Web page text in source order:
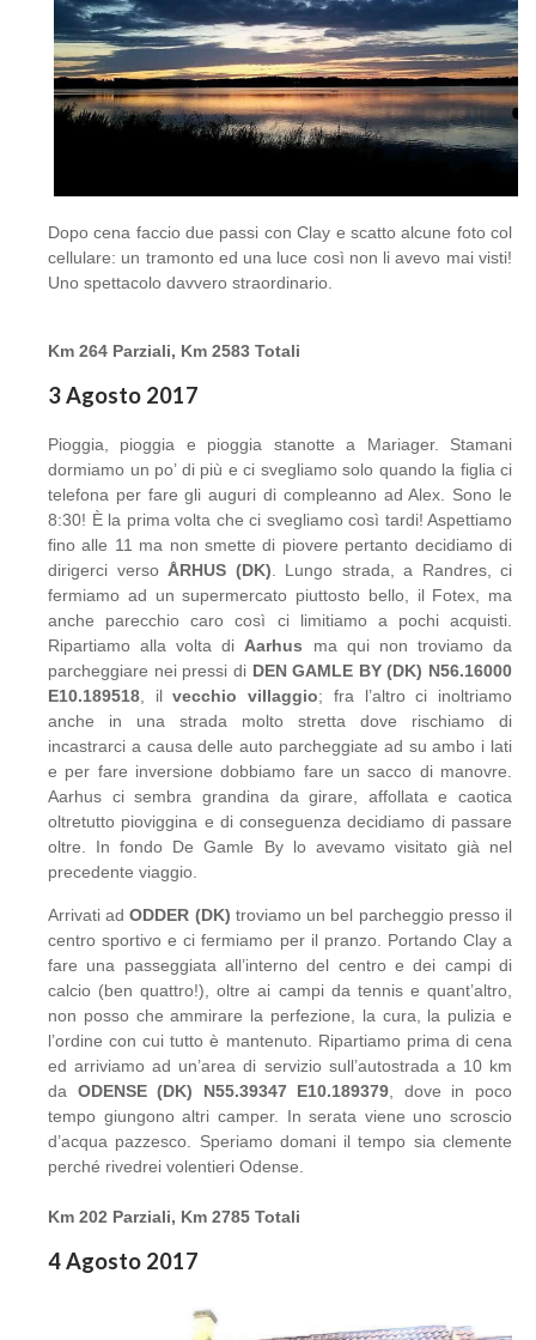
Dopo cena faccio due passi con Clay e scatto alcune foto col
cellulare: un tramonto ed una luce così non li avevo mai visti!
Uno spettacolo davvero straordinario.
Km 264 Parziali, Km 2583 Totali
3 Agosto 2017
Pioggia, pioggia e pioggia stanotte a Mariager. Stamani
dormiamo un po’ di più e ci svegliamo solo quando la figlia ci
telefona per fare gli auguri di compleanno ad Alex. Sono le
8:30! È la prima volta che ci svegliamo così tardi! Aspettiamo
fino alle 11 ma non smette di piovere pertanto decidiamo di
dirigerci verso ÅRHUS (DK) . Lungo strada, a Randres, ci
fermiamo ad un supermercato piuttosto bello, il Fotex, ma
anche parecchio caro così ci limitiamo a pochi acquisti.
Ripartiamo alla volta di Aarhus ma qui non troviamo da
parcheggiare nei pressi diDEN GAMLE BY (DK) N56.16000
E10.189518 , ilvecchio villaggio; fra l’altro ci inoltriamo
anche in una strada molto stretta dove rischiamo di
incastrarci a causa delle auto parcheggiate ad su ambo i lati
e per fare inversione dobbiamo fare un sacco di manovre.
Aarhus ci sembra grandina da girare, affollata e caotica
oltretutto pioviggina e di conseguenza decidiamo di passare
oltre. In fondo De Gamle By lo avevamo visitato già nel
precedente viaggio.
Arrivati adODDER (DK) troviamo un bel parcheggio presso il
centro sportivo e ci fermiamo per il pranzo. Portando Clay a
fare una passeggiata all’interno del centro e dei campi di
calcio (ben quattro!), oltre ai campi da tennis e quant’altro,
non posso che ammirare la perfezione, la cura, la pulizia e
l’ordine con cui tutto è mantenuto. Ripartiamo prima di cena
ed arriviamo ad un’area di servizio sull’autostrada a 10 km
da ODENSE (DK) N55.39347 E10.189379 , dove in poco
tempo giungono altri camper. In serata viene uno scroscio
d’acqua pazzesco. Speriamo domani il tempo sia clemente
perché rivedrei volentieri Odense.
Km 202 Parziali, Km 2785 Totali
4 Agosto 2017